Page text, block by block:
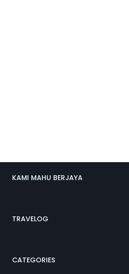
KAMI MAHU BERJAYA
TRAVELOG
CATEGORIES